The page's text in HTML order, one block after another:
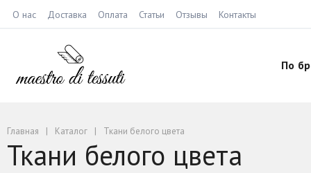
О нас Доставка Оплата Статьи Отзывы Контакты
По
Главная Каталог Ткани белого цвета
Ткани белого цвета